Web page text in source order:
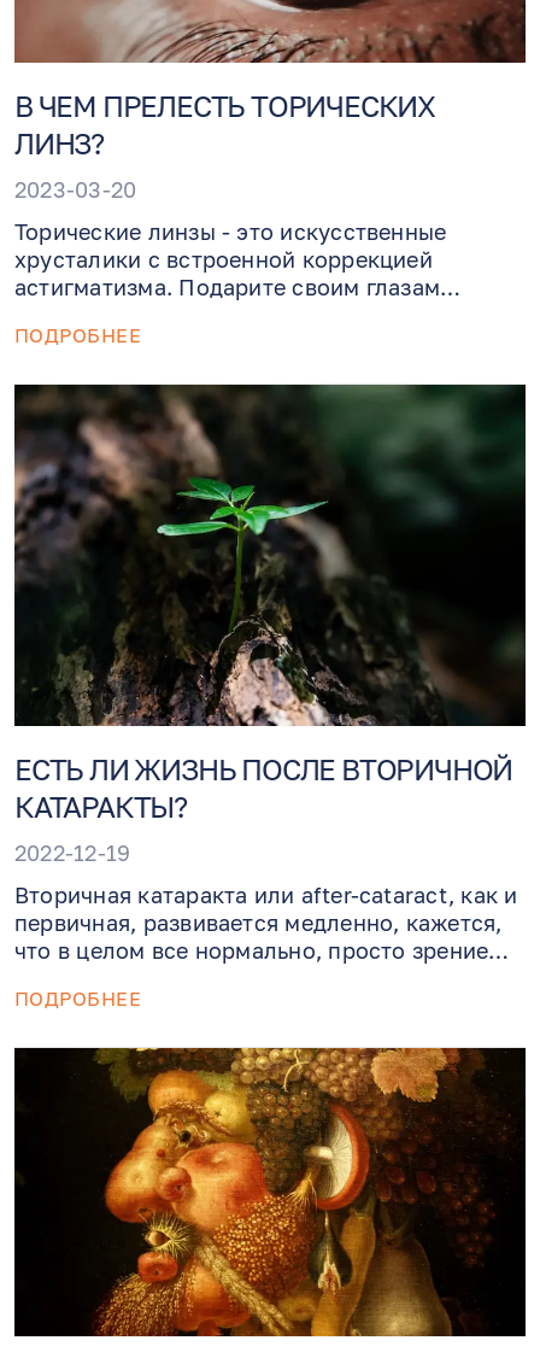
В ЧЕМ ПРЕЛЕСТЬ ТОРИЧЕСКИХ
ЛИНЗ?
2023-03-20
Торические линзы - это искусственные
хрусталики с встроенной коррекцией
астигматизма. Подарите своим глазам
Eye Institiute, где имеются самые
ПОДРОБНЕЕ
ЕСТЬ ЛИ ЖИЗНЬ ПОСЛЕ ВТОРИЧНОЙ
КАТАРАКТЫ?
2022-12-19
Вторичная катаракта или after-cataract, как и
первичная, развивается медленно, кажется,
что в целом все нормально, просто зрение
первые годы после операции. Возникает по
которые размножаются и распространяются
на поверхность капсулы, которая в свою
очередь начинает черстветь и мутнеть.
Решение относительно простое: делается
процедура с помощью лазера YAG (yttrium
aluminum garnet).
ПОДРОБНЕЕ